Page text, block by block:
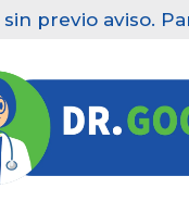
previo aviso.